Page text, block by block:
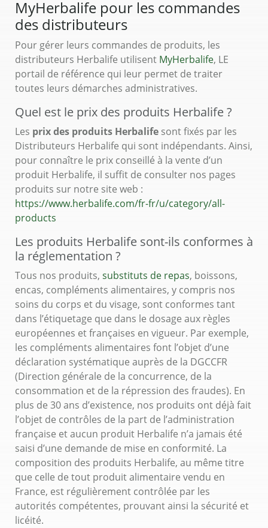
MyHerbalife pour les commandes
des distributeurs
Pour gérer leurs commandes de produits, les
distributeurs Herbalife utilisent MyHerbalife, LE
portail de référence qui leur permet de traiter
toutes leurs démarches administratives.
Quel est le prix des produits Herbalife ?
Les prix des produits Herbalife sont fixés par les
Distributeurs Herbalife qui sont indépendants. Ainsi,
pour connaître le prix conseillé à la vente d’un
produit Herbalife, il suffit de consulter nos pages
produits sur notre site web :
https://www.herbalife.com/fr-fr/u/category/all-
products
Les produits Herbalife sont-ils conformes à
la réglementation ?
Tous nos produits, substituts de repas, boissons,
encas, compléments alimentaires, y compris nos
soins du corps et du visage, sont conformes tant
dans l’étiquetage que dans le dosage aux règles
européennes et françaises en vigueur. Par exemple,
les compléments alimentaires font l’objet d’une
déclaration systématique auprès de la DGCCFR
(Direction générale de la concurrence, de la
consommation et de la répression des fraudes). En
plus de 30 ans d’existence, nos produits ont déjà fait
l’objet de contrôles de la part de l’administration
française et aucun produit Herbalife n’a jamais été
saisi d’une demande de mise en conformité. La
composition des produits Herbalife, au même titre
que celle de tout produit alimentaire vendu en
France, est régulièrement contrôlée par les
autorités compétentes, prouvant ainsi la sécurité et
licéité.